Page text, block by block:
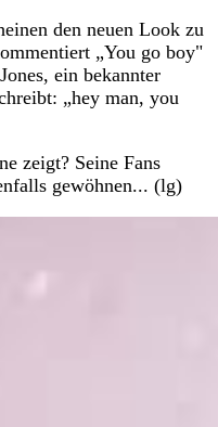
den neuen Look zu
„You go boy"
ein bekannter
„hey man, you
zeigt? Seine Fans
gewöhnen... (lg)